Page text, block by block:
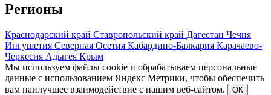
Регионы
Краснодарский край Ставропольский край Дагестан Чечня
Ингушетия Северная Осетия Кабардино-Балкария Карачаево-
Черкесия Адыгея Крым
Мы используем файлы cookie и обрабатываем персональные
данные с использованием Яндекс Метрики, чтобы обеспечить
вам наилучшее взаимодействие с нашим веб-сайтом.
ОК